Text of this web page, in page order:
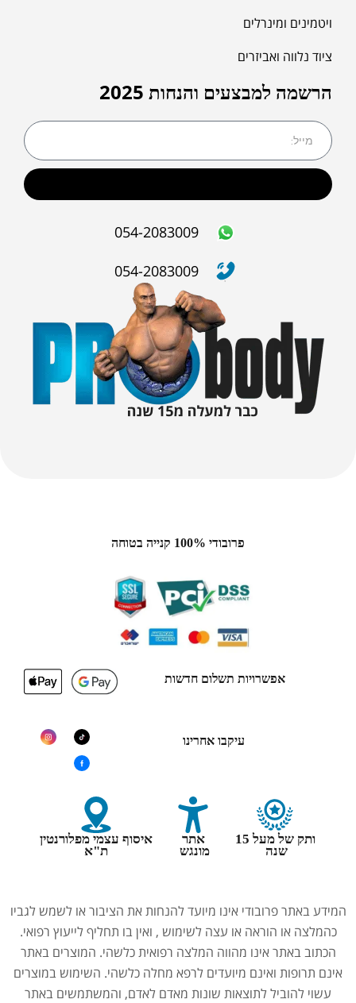
ויטמינים ומינרלים
ציוד נלווה ואביזרים
הרשמה למבצעים והנחות 2025
054-2083009
054-2083009
פרובודי 100% קנייה בטוחה
אפשרויות תשלום חדשות
עיקבו אחרינו
ותק של מעל 15
שנה
אתר
מונגש
איסוף עצמי מפלורנטין
ת"א
המידע באתר פרובודי אינו מיועד להנחות את הציבור או לשמש לגביו
כהמלצה או הוראה או עצה לשימוש , ואין בו תחליף לייעוץ רפואי.
הכתוב באתר אינו מהווה המלצה רפואית כלשהי. המוצרים באתר
אינם תרופות ואינם מיועדים לרפא מחלה כלשהי. השימוש במוצרים
עשוי להוביל לתוצאות שונות מאדם לאדם, והמשתמשים באתר